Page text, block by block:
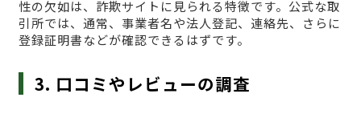
性の欠如は、詐欺サイトに見られる特徴です。公式な取
引所では、通常、事業者名や法人登記、連絡先、さらに
登録証明書などが確認できるはずです。
3. 口コミやレビューの調査